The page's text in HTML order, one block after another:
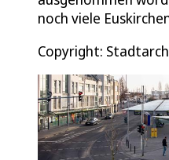
noch viele
Copyright: